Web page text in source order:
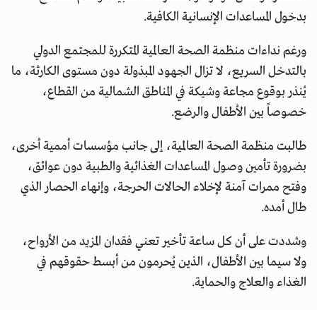
بدخول المساعدات الإنسانية الكافية.
ورغم نداءات منظمة الصحة العالمية المتكررة للمجتمع الدولي
بالتدخل السريع، لا تزال الجهود المبذولة دون مستوى الكارثة، ما
يُنذر بوقوع مجاعة وشيكة في المناطق الشمالية من القطاع،
خصوصاً بين الأطفال والرضع.
طالبت منظمة الصحة العالمية، إلى جانب مؤسسات أممية أخرى،
بضرورة تأمين وصول المساعدات الغذائية والطبية دون عوائق،
وفتح ممرات آمنة لإخلاء الحالات الحرجة، وإنهاء الحصار الذي
طال أمده.
وشددت على أن كل ساعة تأخير تعني فقدان المزيد من الأرواح،
ولا سيما بين الأطفال، الذين يُحرمون من أبسط حقوقهم في
الغذاء والعلاج والحماية.